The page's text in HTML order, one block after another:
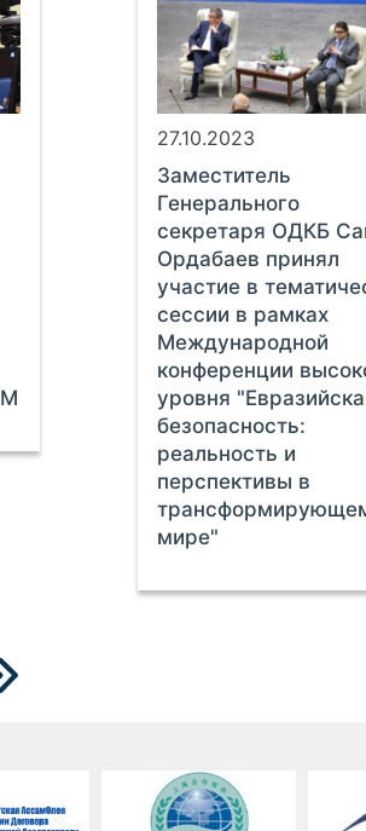
27.10.2023
Заместитель
Генерального
секретаря ОДКБ
Ордабаев принял
участие в
сессии в рамках
Международной
конференции
уровня
безопасность:
реальность и
перспективы в
мире"